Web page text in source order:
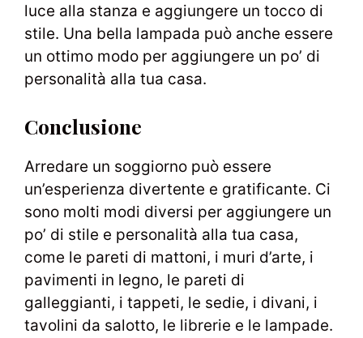
luce alla stanza e aggiungere un tocco di
stile. Una bella lampada può anche essere
un ottimo modo per aggiungere un po’ di
personalità alla tua casa.
Conclusione
Arredare un soggiorno può essere
un’esperienza divertente e gratificante. Ci
sono molti modi diversi per aggiungere un
po’ di stile e personalità alla tua casa,
come le pareti di mattoni, i muri d’arte, i
pavimenti in legno, le pareti di
galleggianti, i tappeti, le sedie, i divani, i
tavolini da salotto, le librerie e le lampade.